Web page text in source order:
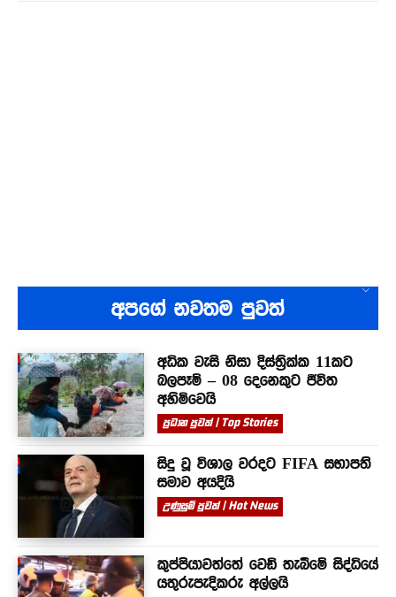
අපගේ නවතම පුවත්
අධික වැසි නිසා දිස්ත්‍රික්ක 11කට
බලපෑම් – 08 දෙනෙකුට ජීවිත
අහිමිවෙයි
ප්‍රධාන පුවත් | Top Stories
සිදු වූ විශාල වරදට FIFA සභාපති
සමාව අයදියි
උණුසුම් පුවත් | Hot News
කුප්පියාවත්තේ වෙඩි තැබීමේ සිද්ධියේ
යතුරුපැදිකරු අල්ලයි